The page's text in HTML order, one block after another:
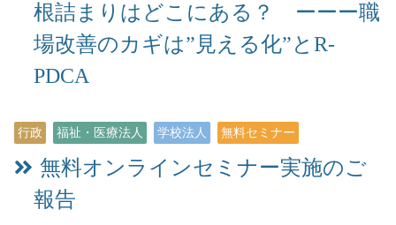
根詰まりはどこにある？ ーーー職
場改善のカギは”見える化”とR-
PDCA
行政 福祉・医療法人 学校法人 無料セミナー
無料オンラインセミナー実施のご
報告